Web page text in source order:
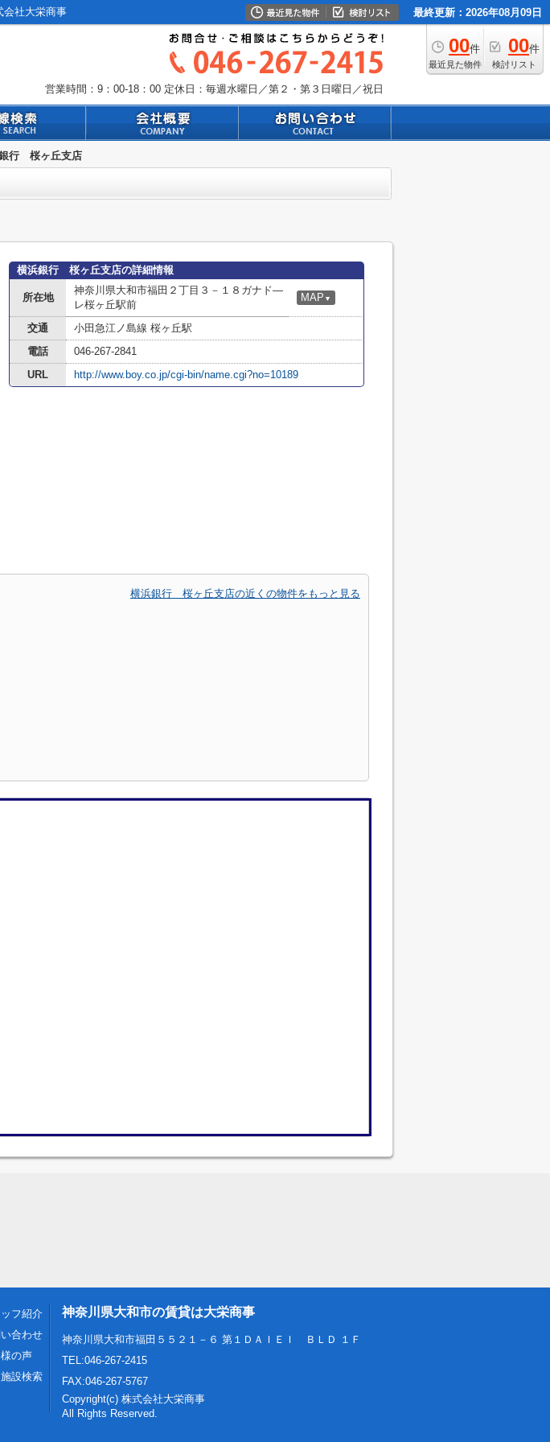
会社大栄商事 最終更新：2026年08月09日
00件
最近見た物件
00件
検討リスト
営業時間：9：00-18：00 定休日：毎週水曜日／第２・第３日曜日／祝日
行 桜ヶ丘支店
横浜銀行 桜ヶ丘支店の詳細情報
所在地
神奈川県大和市福田２丁目３－１８ガナド―
レ桜ヶ丘駅前
MAP ▼
交通
小田急江ノ島線 桜ヶ丘駅
電話
046-267-2841
URL
http://www.boy.co.jp/cgi-bin/name.cgi?no=10189
横浜銀行 桜ヶ丘支店の近くの物件をもっと見る
フ紹介
合わせ
の声
設検索
神奈川県大和市の賃貸は大栄商事
神奈川県大和市福田５５２１－６ 第１ＤＡＩＥＩ ＢＬＤ １Ｆ
TEL:046-267-2415
FAX:046-267-5767
Copyright(c) 株式会社大栄商事
All Rights Reserved.